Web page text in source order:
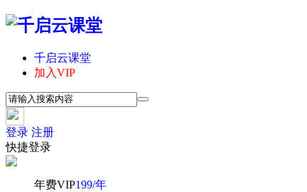
千启云课堂
加入VIP
登录 注册
快捷登录
年费VIP199/年